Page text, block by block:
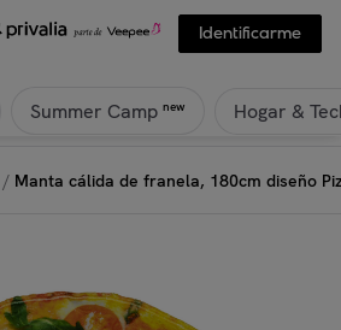
Identificarme
Summer Camp new Hogar &
/ Manta cálida de franela, 180cm diseño